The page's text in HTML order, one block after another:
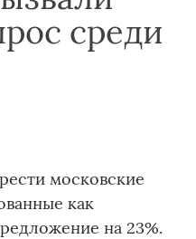
среди
московские
как
на 23%.